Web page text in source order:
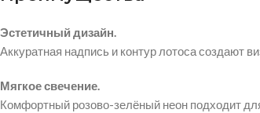
Эстетичный дизайн.
Аккуратная надпись и контур лотоса создают
Мягкое свечение.
Комфортный розово-зелёный неон подходит